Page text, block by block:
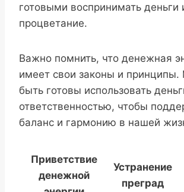
готовыми воспринимать деньги
процветание.
Важно помнить, что денежная
имеет свои законы и
быть готовы использовать
ответственностью, чтобы
баланс и гармонию в нашей
Приветствие
денежной
Устранение
преград